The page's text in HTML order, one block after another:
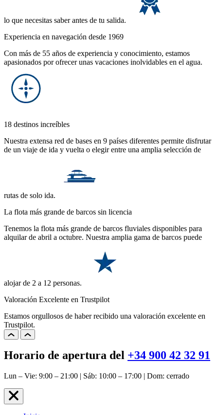
lo que necesitas saber antes de tu salida.
Experiencia en navegación desde 1969
Con más de 55 años de experiencia y conocimiento, estamos
apasionados por ofrecer unas vacaciones inolvidables en el agua.
18 destinos increíbles
Nuestra extensa red de bases en 9 países diferentes permite disfrutar
de un viaje de ida y vuelta o elegir entre una amplia selección de
rutas de solo ida.
La flota más grande de barcos sin licencia
Tenemos la flota más grande de barcos fluviales disponibles para
alquilar de abril a octubre. Nuestra amplia gama de barcos puede
alojar de 2 a 12 personas.
Valoración Excelente en Trustpilot
Estamos orgullosos de haber recibido una valoración excelente en
Trustpilot.
Horario de apertura del +34 900 42 32 91
Lun – Vie: 9:00 – 21:00 | Sáb: 10:00 – 17:00 | Dom: cerrado